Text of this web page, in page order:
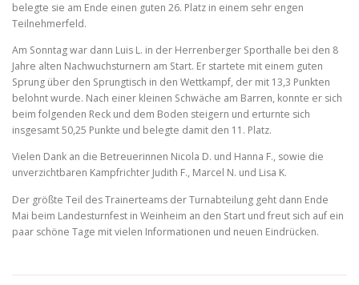
belegte sie am Ende einen guten 26. Platz in einem sehr engen
Teilnehmerfeld.
Am Sonntag war dann Luis L. in der Herrenberger Sporthalle bei den 8
Jahre alten Nachwuchsturnern am Start. Er startete mit einem guten
Sprung über den Sprungtisch in den Wettkampf, der mit 13,3 Punkten
belohnt wurde. Nach einer kleinen Schwäche am Barren, konnte er sich
beim folgenden Reck und dem Boden steigern und erturnte sich
insgesamt 50,25 Punkte und belegte damit den 11. Platz.
Vielen Dank an die Betreuerinnen Nicola D. und Hanna F., sowie die
unverzichtbaren Kampfrichter Judith F., Marcel N. und Lisa K.
Der größte Teil des Trainerteams der Turnabteilung geht dann Ende
Mai beim Landesturnfest in Weinheim an den Start und freut sich auf ein
paar schöne Tage mit vielen Informationen und neuen Eindrücken.